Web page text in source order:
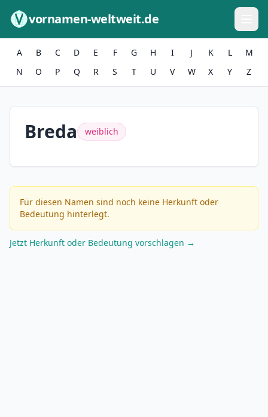
vornamen-weltweit.de
A B C D E F G H I J K L
M
N
O P Q R S T U V W X Y Z
Breda weiblich
Für diesen Namen sind noch keine Herkunft oder
Bedeutung hinterlegt.
Jetzt Herkunft oder Bedeutung vorschlagen →